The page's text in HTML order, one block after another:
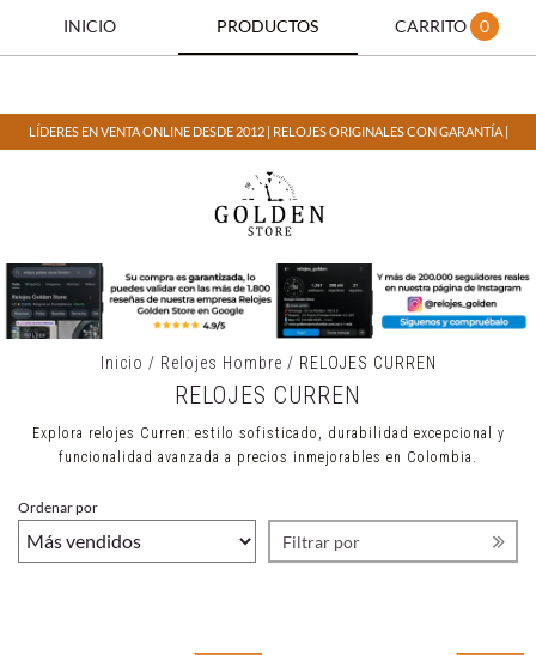
INICIO PRODUCTOS CARRITO 0
LÍDERES EN VENTA ONLINE DESDE 2012 | RELOJES ORIGINALES CON GARANTÍA |
Inicio / Relojes Hombre / RELOJES CURREN
RELOJES CURREN
Explora relojes Curren: estilo sofisticado, durabilidad excepcional y
funcionalidad avanzada a precios inmejorables en Colombia.
Ordenar por
Filtrar por